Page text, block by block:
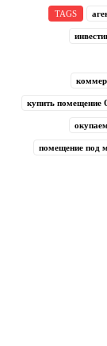
TAGS
купить помещение
помещение под